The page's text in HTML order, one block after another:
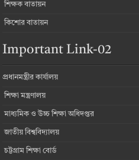
শিক্ষক বাতায়ন
কিশোর বাতায়ন
Important Link-02
প্রধানমন্ত্রীর কার্যালয়
শিক্ষা মন্ত্রণালয়
মাধ্যমিক ও উচ্চ শিক্ষা অধিদপ্তর
জাতীয় বিশ্ববিদ্যালয়
চট্টগ্রাম শিক্ষা বোর্ড